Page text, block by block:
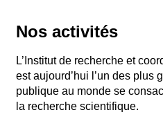
Nos activités
L’Institut de recherche et
est aujourd’hui l’un des plus
publique au monde se
la recherche scientifique.